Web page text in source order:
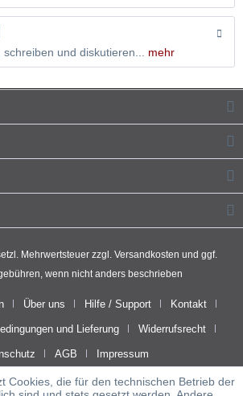
und diskutieren...
mehr
Mehrwertsteuer zzgl. Versandkosten und ggf.
wenn nicht anders beschrieben
Über uns Hilfe / Support Kontakt
und Lieferung Widerrufsrecht
AGB Impressum
Cookies, die für den technischen Betrieb der